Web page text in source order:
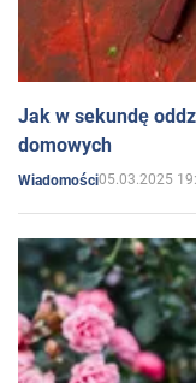
Jak w sekundę
domowych
Wiadomości05.03.2025